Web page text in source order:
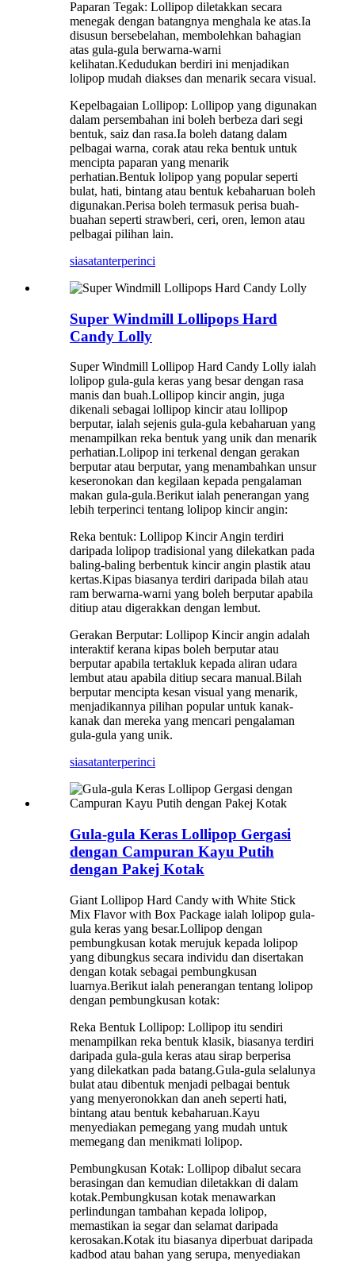
Paparan Tegak: Lollipop diletakkan secara
menegak dengan batangnya menghala ke atas.Ia
disusun bersebelahan, membolehkan bahagian
atas gula-gula berwarna-warni
kelihatan.Kedudukan berdiri ini menjadikan
lolipop mudah diakses dan menarik secara visual.
Kepelbagaian Lollipop: Lollipop yang digunakan
dalam persembahan ini boleh berbeza dari segi
bentuk, saiz dan rasa.Ia boleh datang dalam
pelbagai warna, corak atau reka bentuk untuk
mencipta paparan yang menarik
perhatian.Bentuk lolipop yang popular seperti
bulat, hati, bintang atau bentuk kebaharuan boleh
digunakan.Perisa boleh termasuk perisa buah-
buahan seperti strawberi, ceri, oren, lemon atau
pelbagai pilihan lain.
siasatanterperinci
Super Windmill Lollipops Hard
Candy Lolly
Super Windmill Lollipop Hard Candy Lolly ialah
lolipop gula-gula keras yang besar dengan rasa
manis dan buah.Lollipop kincir angin, juga
dikenali sebagai lollipop kincir atau lollipop
berputar, ialah sejenis gula-gula kebaharuan yang
menampilkan reka bentuk yang unik dan menarik
perhatian.Lolipop ini terkenal dengan gerakan
berputar atau berputar, yang menambahkan unsur
keseronokan dan kegilaan kepada pengalaman
makan gula-gula.Berikut ialah penerangan yang
lebih terperinci tentang lolipop kincir angin:
Reka bentuk: Lollipop Kincir Angin terdiri
daripada lolipop tradisional yang dilekatkan pada
baling-baling berbentuk kincir angin plastik atau
kertas.Kipas biasanya terdiri daripada bilah atau
ram berwarna-warni yang boleh berputar apabila
ditiup atau digerakkan dengan lembut.
Gerakan Berputar: Lollipop Kincir angin adalah
interaktif kerana kipas boleh berputar atau
berputar apabila tertakluk kepada aliran udara
lembut atau apabila ditiup secara manual.Bilah
berputar mencipta kesan visual yang menarik,
menjadikannya pilihan popular untuk kanak-
kanak dan mereka yang mencari pengalaman
gula-gula yang unik.
siasatanterperinci
Gula-gula Keras Lollipop Gergasi
dengan Campuran Kayu Putih
dengan Pakej Kotak
Giant Lollipop Hard Candy with White Stick
Mix Flavor with Box Package ialah lolipop gula-
gula keras yang besar.Lollipop dengan
pembungkusan kotak merujuk kepada lolipop
yang dibungkus secara individu dan disertakan
dengan kotak sebagai pembungkusan
luarnya.Berikut ialah penerangan tentang lolipop
dengan pembungkusan kotak:
Reka Bentuk Lollipop: Lollipop itu sendiri
menampilkan reka bentuk klasik, biasanya terdiri
daripada gula-gula keras atau sirap berperisa
yang dilekatkan pada batang.Gula-gula selalunya
bulat atau dibentuk menjadi pelbagai bentuk
yang menyeronokkan dan aneh seperti hati,
bintang atau bentuk kebaharuan.Kayu
menyediakan pemegang yang mudah untuk
memegang dan menikmati lolipop.
Pembungkusan Kotak: Lollipop dibalut secara
berasingan dan kemudian diletakkan di dalam
kotak.Pembungkusan kotak menawarkan
perlindungan tambahan kepada lolipop,
memastikan ia segar dan selamat daripada
kerosakan.Kotak itu biasanya diperbuat daripada
kadbod atau bahan yang serupa, menyediakan